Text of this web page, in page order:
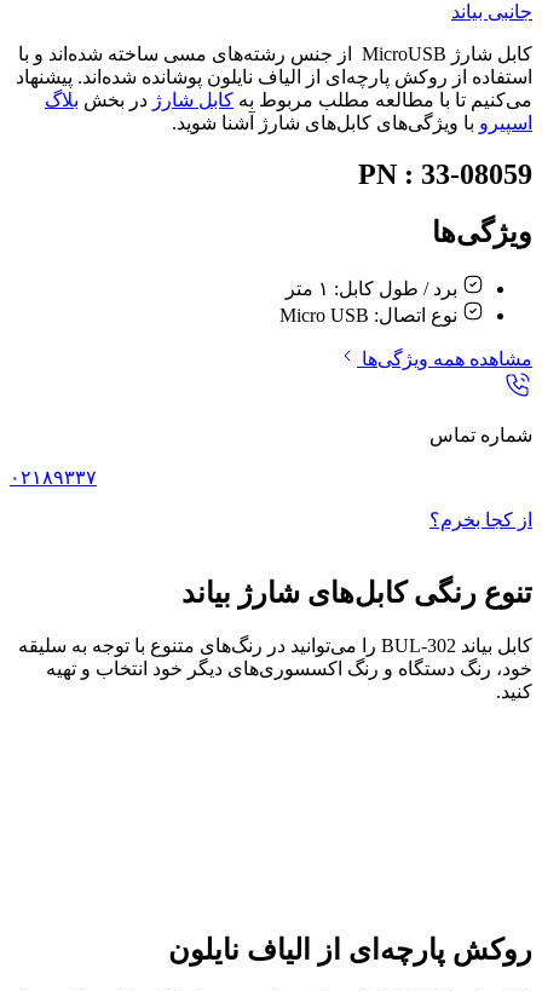
جانبی بیاند
کابل شارژ MicroUSB از جنس رشته‌های مسی ساخته شده‌اند و با
استفاده از روکش پارچه‌ای از الیاف نایلون پوشانده شده‌اند. پیشنهاد
می‌کنیم تا با مطالعه مطلب مربوط به کابل شارژ در بخش بلاگ
اسپیرو با ویژگی‌های کابل‌های شارژ آشنا شوید.
PN : 33-08059
ویژگی‌ها
برد / طول کابل: ۱ متر
نوع اتصال: Micro USB
مشاهده همه ویژگی‌ها
شماره تماس
۰۲۱۸۹۳۳۷
از کجا بخرم؟
تنوع رنگی کابل‌های شارژ بیاند
کابل بیاند BUL-302 را می‌توانید در رنگ‌های متنوع با توجه به سلیقه
خود، رنگ دستگاه و رنگ اکسسوری‌های دیگر خود انتخاب و تهیه
کنید.
روکش پارچه‌ای از الیاف نایلون